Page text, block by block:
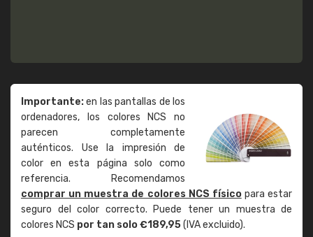
Importante:en las pantallas de los
ordenadores, los colores NCS no
parecen completamente
auténticos. Use la impresión de
color en esta página solo como
referencia. Recomendamos
comprar un muestra de colores NCS físicopara estar
seguro del color correcto. Puede tener un muestra de
colores NCS por tan solo €189,95(IVA excluido).